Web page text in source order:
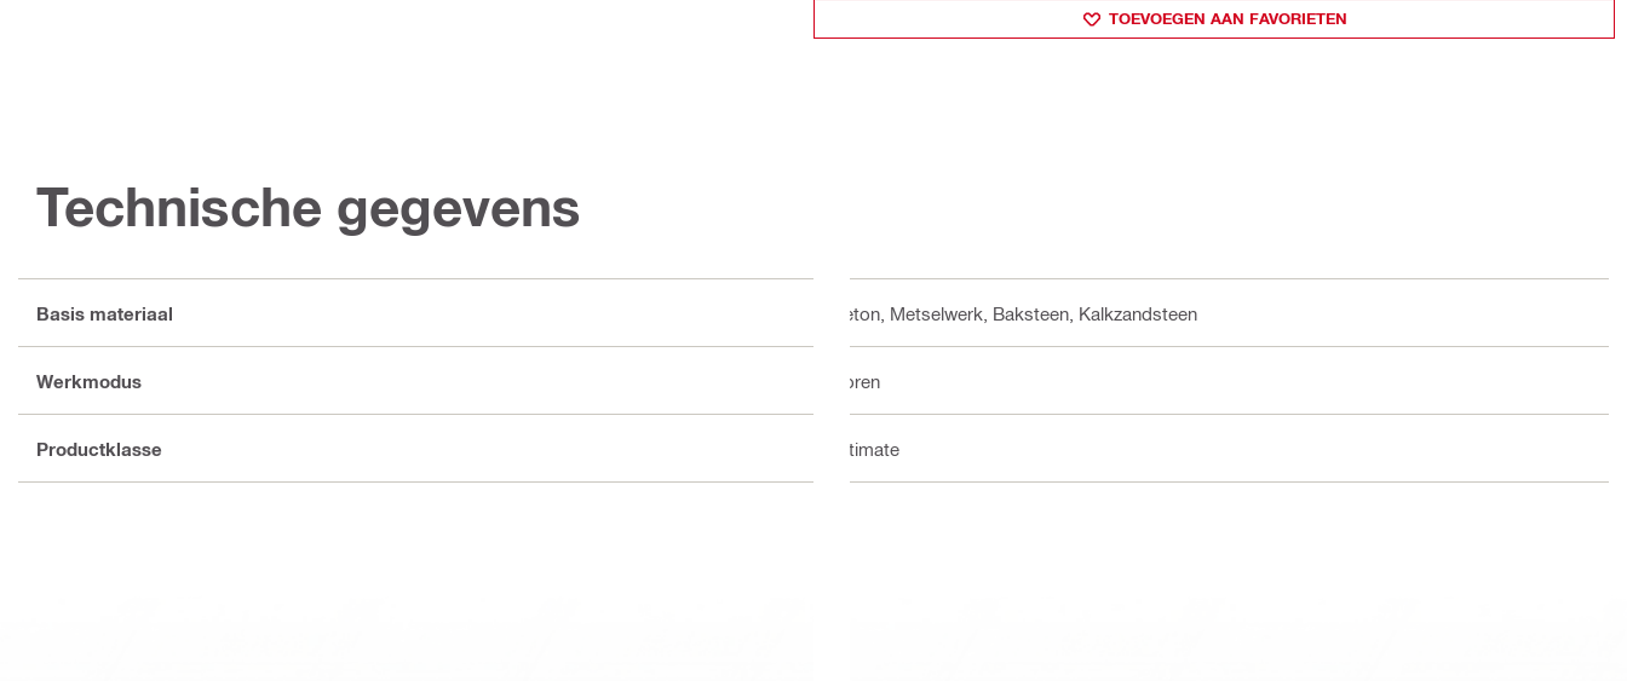
TOEVOEGEN AAN FAVORIETEN
Technische gegevens
Basis materiaal Beton, Metselwerk, Baksteen, Kalkzandsteen
Werkmodus Boren
Productklasse Ultimate